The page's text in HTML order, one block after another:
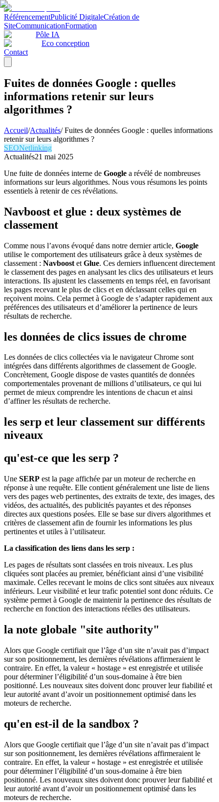
RéférencementPublicité DigitaleCréation de
SiteCommunicationFormation
Pôle IA
Eco conception
Contact
Fuites de données Google : quelles
informations retenir sur leurs
algorithmes ?
Accueil/Actualités/Fuites de données Google : quelles informations
retenir sur leurs algorithmes ?
SEONetlinking
Actualités21 mai 2025
Une fuite de données interne de Google a révélé de nombreuses
informations sur leurs algorithmes. Nous vous résumons les points
essentiels à retenir de ces révélations.
Navboost et glue : deux systèmes de
classement
Comme nous l’avons évoqué dans notre dernier article, Google
utilise le comportement des utilisateurs grâce à deux systèmes de
classement : Navboost et Glue. Ces derniers influencent directement
le classement des pages en analysant les clics des utilisateurs et leurs
interactions. Ils ajustent les classements en temps réel, en favorisant
les pages recevant le plus de clics et en déclassant celles qui en
reçoivent moins. Cela permet à Google de s’adapter rapidement aux
préférences des utilisateurs et d’améliorer la pertinence de leurs
résultats de recherche.
les données de clics issues de chrome
Les données de clics collectées via le navigateur Chrome sont
intégrées dans différents algorithmes de classement de Google.
Concrètement, Google dispose de vastes quantités de données
comportementales provenant de millions d’utilisateurs, ce qui lui
permet de mieux comprendre les intentions de chacun et ainsi
d’affiner les résultats de recherche.
les serp et leur classement sur différents
niveaux
qu'est-ce que les serp ?
Une SERP est la page affichée par un moteur de recherche en
réponse à une requête. Elle contient généralement une liste de liens
vers des pages web pertinentes, des extraits de texte, des images, des
vidéos, des actualités, des publicités payantes et des réponses
directes aux questions posées. Elle se base sur divers algorithmes et
critères de classement afin de fournir les informations les plus
pertinentes et utiles à l’utilisateur.
La classification des liens dans les serp :
Les pages de résultats sont classées en trois niveaux. Les plus
cliquées sont placées au premier, bénéficiant ainsi d’une visibilité
maximale. Celles recevant le moins de clics sont situées aux niveaux
inférieurs. Leur visibilité et leur trafic potentiel sont donc réduits. Ce
système permet à Google de maintenir la pertinence des résultats de
recherche en fonction des interactions réelles des utilisateurs.
la note globale "site authority"
Alors que Google certifiait que l’âge d’un site n’avait pas d’impact
sur son positionnement, les dernières révélations affirmeraient le
contraire. En effet, la valeur « hostage » est enregistrée et utilisée
pour déterminer l’éligibilité d’un sous-domaine à être bien
positionné. Les nouveaux sites doivent donc prouver leur fiabilité et
leur autorité avant d’avoir un positionnement optimisé dans les
moteurs de recherche.
qu'en est-il de la sandbox ?
Alors que Google certifiait que l’âge d’un site n’avait pas d’impact
sur son positionnement, les dernières révélations affirmeraient le
contraire. En effet, la valeur « hostage » est enregistrée et utilisée
pour déterminer l’éligibilité d’un sous-domaine à être bien
positionné. Les nouveaux sites doivent donc prouver leur fiabilité et
leur autorité avant d’avoir un positionnement optimisé dans les
moteurs de recherche.